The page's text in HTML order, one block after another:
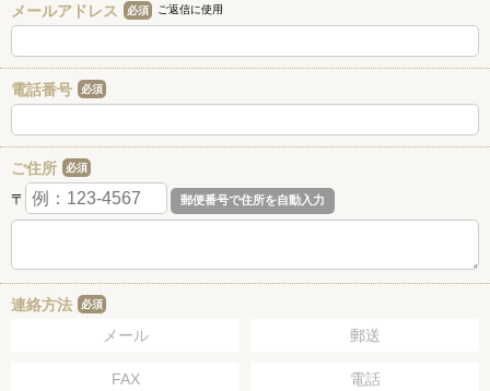
メールアドレス 必須 ご返信に使用
電話番号 必須
ご住所 必須
〒
連絡方法 必須
メール 郵送
FAX 電話